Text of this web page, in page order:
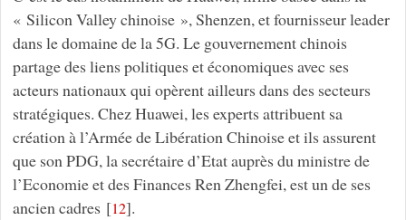
« Silicon Valley chinoise », Shenzen, et fournisseur leader
dans le domaine de la 5G. Le gouvernement chinois
partage des liens politiques et économiques avec ses
acteurs nationaux qui opèrent ailleurs dans des secteurs
stratégiques. Chez Huawei, les experts attribuent sa
création à l’Armée de Libération Chinoise et ils assurent
que son PDG, la secrétaire d’Etat auprès du ministre de
l’Economie et des Finances Ren Zhengfei, est un de ses
ancien cadres [12].